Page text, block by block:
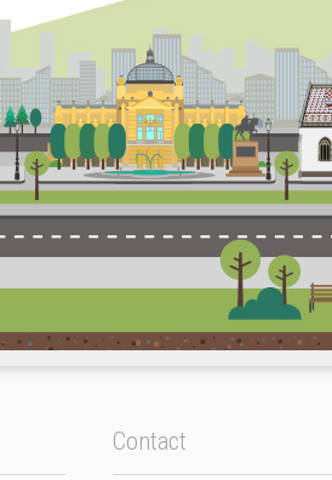
Contact